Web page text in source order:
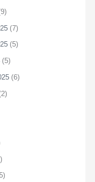
(7)
(5)
(5)
(6)